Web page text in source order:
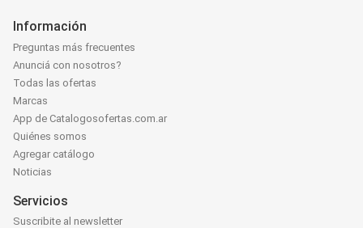
Información
Preguntas más frecuentes
Anunciá con nosotros?
Todas las ofertas
Marcas
App de Catalogosofertas.com.ar
Quiénes somos
Agregar catálogo
Noticias
Servicios
Suscribite al newsletter